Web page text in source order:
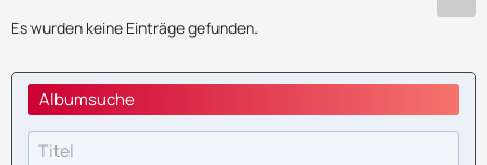
Es wurden keine Einträge gefunden.
Albumsuche